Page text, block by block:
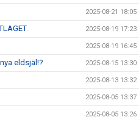
2025-08-21 18:05
2025-08-19 17:23
2025-08-19 16:45
eldsjäl!? 2025-08-15 13:30
2025-08-13 13:32
2025-08-05 13:37
2025-08-05 13:26